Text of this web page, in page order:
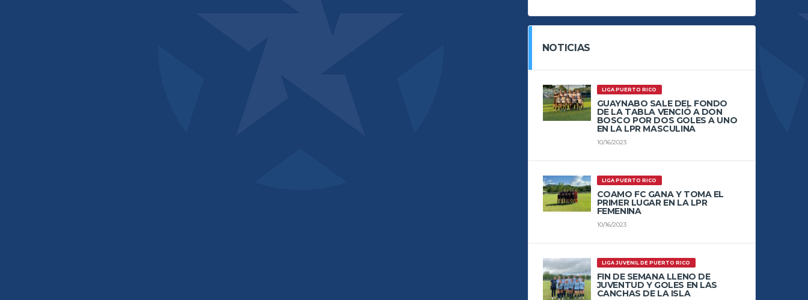
NOTICIAS
LIGA PUERTO RICO
GUAYNABO SALE DEL FONDO
DE LA TABLA VENCIÓ A DON
BOSCO POR DOS GOLES A UNO
EN LA LPR MASCULINA
10/16/2023
LIGA PUERTO RICO
COAMO FC GANA Y TOMA EL
PRIMER LUGAR EN LA LPR
FEMENINA
10/16/2023
LIGA JUVENIL DE PUERTO RICO
FIN DE SEMANA LLENO DE
JUVENTUD Y GOLES EN LAS
CANCHAS DE LA ISLA